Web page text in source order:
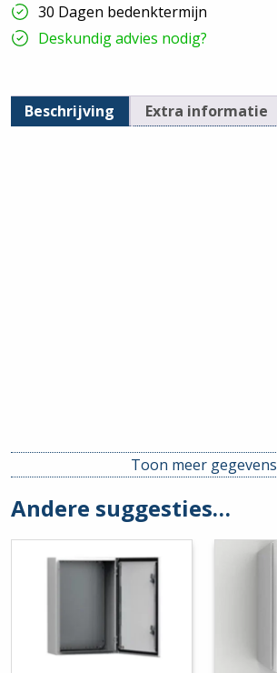
30 Dagen bedenktermijn
Deskundig advies nodig?
Beschrijving Extra informatie
Toon meer gegevens
Andere suggesties…